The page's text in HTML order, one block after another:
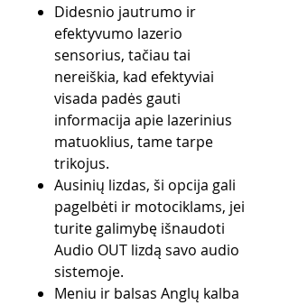
Didesnio jautrumo ir
efektyvumo lazerio
sensorius, tačiau tai
nereiškia, kad efektyviai
visada padės gauti
informacija apie lazerinius
matuoklius, tame tarpe
trikojus.
Ausinių lizdas, ši opcija gali
pagelbėti ir motociklams, jei
turite galimybę išnaudoti
Audio OUT lizdą savo audio
sistemoje.
Meniu ir balsas Anglų kalba